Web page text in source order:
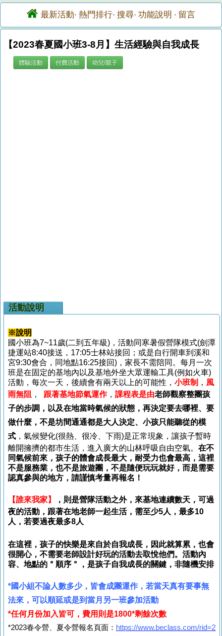
最新活動· 熱門排行· 搜尋· 功能說明 · 留言
【2023春夏國小班3-8月】生活經驗與自我成長
體驗活動 付費活動 幼兒/親子
活動說明
※說明
國小班為7~11歲(二到五年級)，活動同寒暑假營隊模式(劍潭
捷運站8:40接送，17:05士林站接回；或是自行開車到溪和
宮9:30會合，同地點16:25接回)，家長不需陪同。每月一次
班是在固定的基地內以及基地外坐大眾運輸工具(例如火車)
活動，每次一天，後續會有兩天以上的可能性， 小班制 ， 風
雨無阻 ， 跟著基地節氣運作， 課程表是由老師觀察整團孩
子的步調，以及在地當時氣候的狀態，再決定要去哪裡、要
做什麼，不是坊間通通都是大人決定、小孩只能聽從的模
式 ，氣候變化(很熱、很冷、下雨)是正常現象，讓孩子暫時
離開擁擠的都市生活，進入廣大的山林呼吸自由空氣。 在不
同氣候前來，孩子的體會成長最大，耐受力也會最高，這裡
不是服務業，也不是旅遊團，不是隨便玩玩就好，而是需要
認真參與的地方， 請謹慎考量再報名！
【誰來我家】
，則是營隊活動之外，來基地連續數天，可過
夜的活動，跟著在地老師一起生活，需至少5人，最多10
人，若要過夜最多8人
在這裡，孩子的快樂是來自於自我成長，因此就算累，也會
很開心，不需要老師設計好玩的活動去取悅他們。活動內
容、地點的＂順序＂，是孩子自我成長的關鍵，非隨機安排
*國小組不論人數多少，皆會成團運作，若當天真有要事無
法來，可以順延或是到當月另一班參加活動
*任何月份加入皆可，費用則是1800*剩餘次數
*2023春令營、夏令營報名頁面： https://www.beclass.com/rid=2